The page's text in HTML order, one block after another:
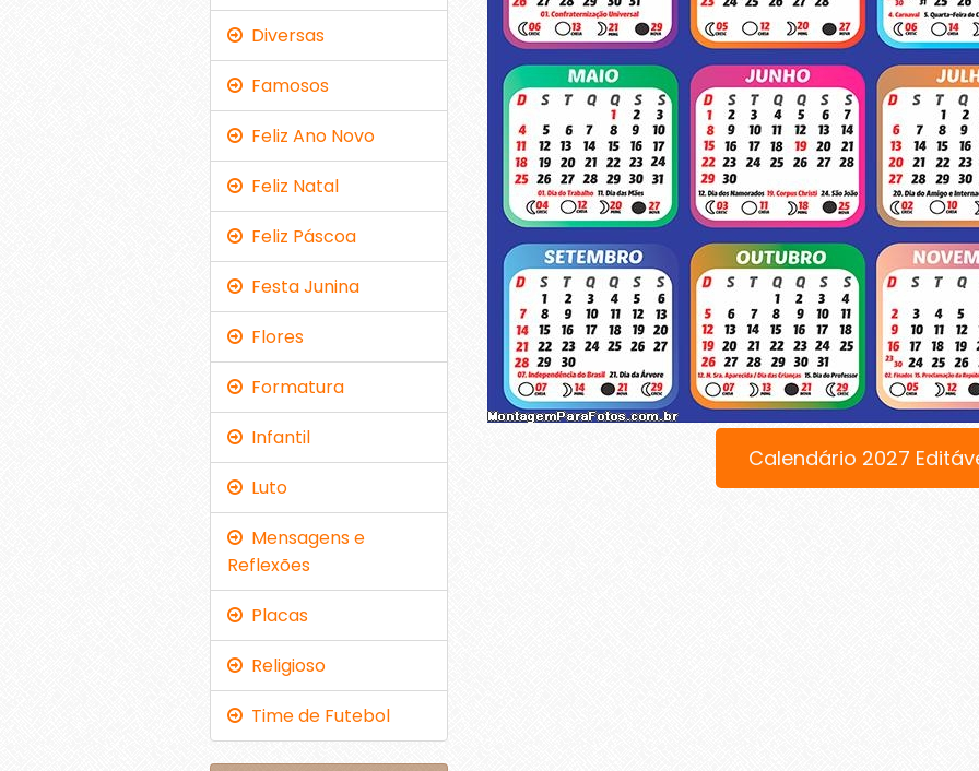
Calendário 2027
Diversas
Famosos
Feliz Ano Novo
Feliz Natal
Feliz Páscoa
Festa Junina
Flores
Formatura
Infantil
Luto
Mensagens e
Reflexões
Placas
Religioso
Time de Futebol